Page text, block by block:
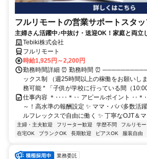
フルリモートの営業サポートスタ
主婦さん活躍中♪中抜け・送迎OK！家庭と両立
Tebiki株式会社
フルリモート
時給1,925円～2,200円
勤務時間詳細 ⏰ 勤務時間 ⏰
ックス制 （週25時間以上の稼働をお願いし
務可能 * 「子供が学校に行っている間（10:00
仕事内容 ＊‥‥＊‥ アピールポイント ‥＊
～！高水準の報酬設定 ✨ ママ・パパ多数活
ルフレックスで自由に働く ✨ 丁寧なOJT＆マ
主婦・主夫歓迎 フリーター歓迎 学歴不問 フルリモー
在宅OK
ブランクOK 長期歓迎 ピアスOK 服装自由
業務委託